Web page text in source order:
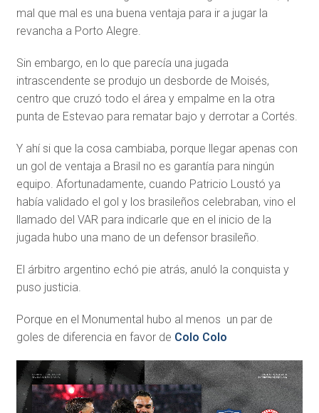
mal que mal es una buena ventaja para ir a jugar la
revancha a Porto Alegre.
Sin embargo, en lo que parecía una jugada
intrascendente se produjo un desborde de Moisés,
centro que cruzó todo el área y empalme en la otra
punta de Estevao para rematar bajo y derrotar a Cortés.
Y ahí si que la cosa cambiaba, porque llegar apenas con
un gol de ventaja a Brasil no es garantía para ningún
equipo. Afortunadamente, cuando Patricio Loustó ya
había validado el gol y los brasileños celebraban, vino el
llamado del VAR para indicarle que en el inicio de la
jugada hubo una mano de un defensor brasileño.
El árbitro argentino echó pie atrás, anuló la conquista y
puso justicia.
Porque en el Monumental hubo al menos un par de
goles de diferencia en favor de Colo Colo